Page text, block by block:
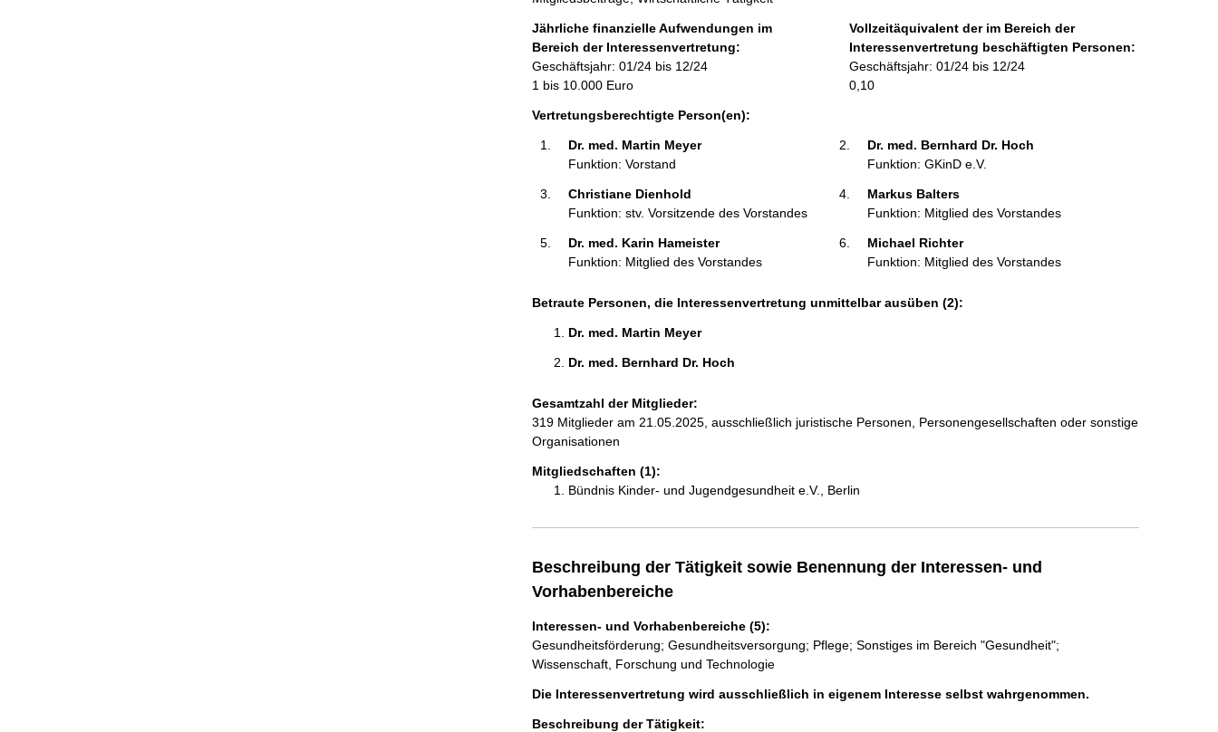
i
o
n
e
k
t
i
n
f
r
m
Jährliche finanzielle Aufwendungen im
Bereich der Interessenvertretung:
Geschäftsjahr: 01/24 bis 12/24
1 bis 10.000 Euro
Vollzeitäquivalent der im Bereich der
Interessenvertretung beschäftigten Personen:
Geschäftsjahr: 01/24 bis 12/24
0,10
Vertretungsberechtigte Person(en):
Dr. med. Martin Meyer
Funktion: Vorstand
Dr. med. Bernhard Dr. Hoch
Funktion: GKinD e.V.
Christiane Dienhold
Funktion: stv. Vorsitzende des Vorstandes
Markus Balters
Funktion: Mitglied des Vorstandes
Dr. med. Karin Hameister
Funktion: Mitglied des Vorstandes
Michael Richter
Funktion: Mitglied des Vorstandes
Betraute Personen, die Interessenvertretung unmittelbar ausüben (2):
Dr. med. Martin Meyer
Dr. med. Bernhard Dr. Hoch
Gesamtzahl der Mitglieder:
319 Mitglieder am 21.05.2025, ausschließlich juristische Personen, Personengesellschaften oder sonstige
Organisationen
Mitgliedschaften (1):
Bündnis Kinder- und Jugendgesundheit e.V., Berlin
Beschreibung der Tätigkeit sowie Benennung der Interessen- und
Vorhabenbereiche
Interessen- und Vorhabenbereiche (5):
Gesundheitsförderung; Gesundheitsversorgung; Pflege; Sonstiges im Bereich "Gesundheit";
Wissenschaft, Forschung und Technologie
Die Interessenvertretung wird ausschließlich in eigenem Interesse selbst wahrgenommen.
Beschreibung der Tätigkeit: